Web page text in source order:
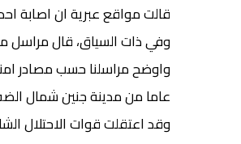
قالت مواقع عبرية ان اصابة
وفي ذات السياق، قال مراسل
عاما من مدينة جنين شمال
وقد اعتقلت قوات الاحتلال